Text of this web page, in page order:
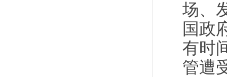
场、
国政
有时
管遭